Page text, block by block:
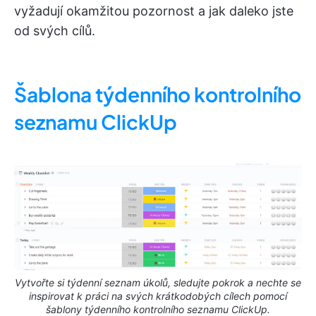
vyžadují okamžitou pozornost a jak daleko jste
od svých cílů.
Šablona týdenního kontrolního
seznamu ClickUp
Vytvořte si týdenní seznam úkolů, sledujte pokrok a nechte se
inspirovat k práci na svých krátkodobých cílech pomocí
šablony týdenního kontrolního seznamu ClickUp.